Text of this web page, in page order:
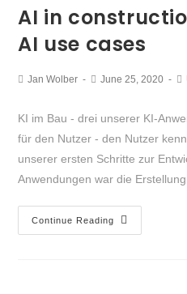
AI in
AI use cases
Jan Wolber June 25, 2020
KI im Bau - drei unserer KI-
für den Nutzer - den Nutzer
unserer ersten Schritte zur
Anwendungen war die
Continue Reading